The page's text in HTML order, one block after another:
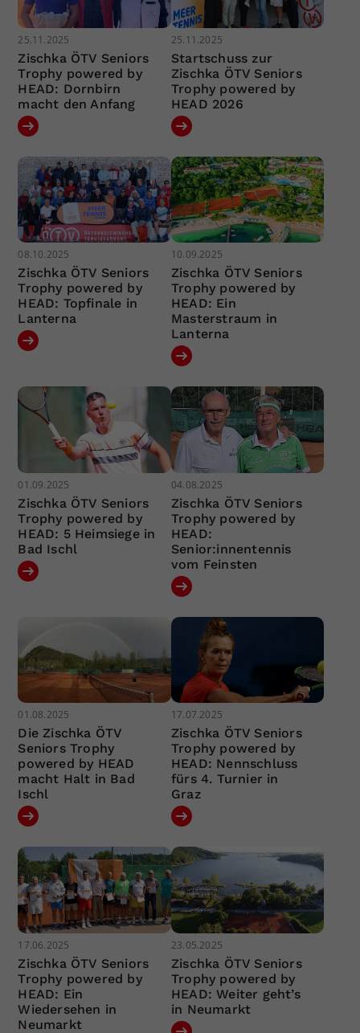
25.11.2025
Zischka ÖTV Seniors
Trophy powered by
HEAD: Dornbirn
macht den Anfang
25.11.2025
Startschuss zur
Zischka ÖTV Seniors
Trophy powered by
HEAD 2026
08.10.2025
Zischka ÖTV Seniors
Trophy powered by
HEAD: Topfinale in
Lanterna
10.09.2025
Zischka ÖTV Seniors
Trophy powered by
HEAD: Ein
Masterstraum in
Lanterna
01.09.2025
Zischka ÖTV Seniors
Trophy powered by
HEAD: 5 Heimsiege in
Bad Ischl
04.08.2025
Zischka ÖTV Seniors
Trophy powered by
HEAD:
Senior:innentennis
vom Feinsten
01.08.2025
Die Zischka ÖTV
Seniors Trophy
powered by HEAD
macht Halt in Bad
Ischl
17.07.2025
Zischka ÖTV Seniors
Trophy powered by
HEAD: Nennschluss
fürs 4. Turnier in
Graz
17.06.2025
Zischka ÖTV Seniors
Trophy powered by
HEAD: Ein
Wiedersehen in
Neumarkt
23.05.2025
Zischka ÖTV Seniors
Trophy powered by
HEAD: Weiter geht’s
in Neumarkt